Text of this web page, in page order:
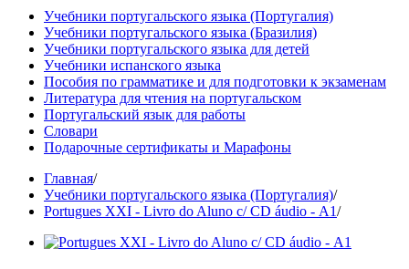
Учебники португальского языка (Португалия)
Учебники португальского языка (Бразилия)
Учебники португальского языка для детей
Учебники испанского языка
Пособия по грамматике и для подготовки к экзаменам
Литература для чтения на португальском
Португальский язык для работы
Словари
Подарочные сертификаты и Марафоны
Главная/
Учебники португальского языка (Португалия)/
Portugues XXI - Livro do Aluno c/ CD áudio - А1/